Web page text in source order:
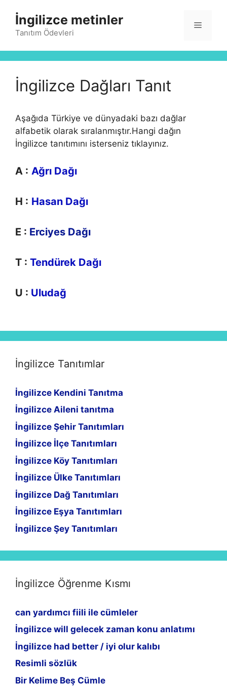
İngilizce metinler
Tanıtım Ödevleri
Menü
İngilizce Dağları Tanıt
Aşağıda Türkiye ve dünyadaki bazı dağlar
alfabetik olarak sıralanmıştır.Hangi dağın
İngilizce tanıtımını isterseniz tıklayınız.
A : Ağrı Dağı
H : Hasan Dağı
E : Erciyes Dağı
T : Tendürek Dağı
U : Uludağ
İngilizce Tanıtımlar
İngilizce Kendini Tanıtma
İngilizce Aileni tanıtma
İngilizce Şehir Tanıtımları
İngilizce İlçe Tanıtımları
İngilizce Köy Tanıtımları
İngilizce Ülke Tanıtımları
İngilizce Dağ Tanıtımları
İngilizce Eşya Tanıtımları
İngilizce Şey Tanıtımları
İngilizce Öğrenme Kısmı
can yardımcı fiili ile cümleler
İngilizce will gelecek zaman konu anlatımı
İngilizce had better / iyi olur kalıbı
Resimli sözlük
Bir Kelime Beş Cümle